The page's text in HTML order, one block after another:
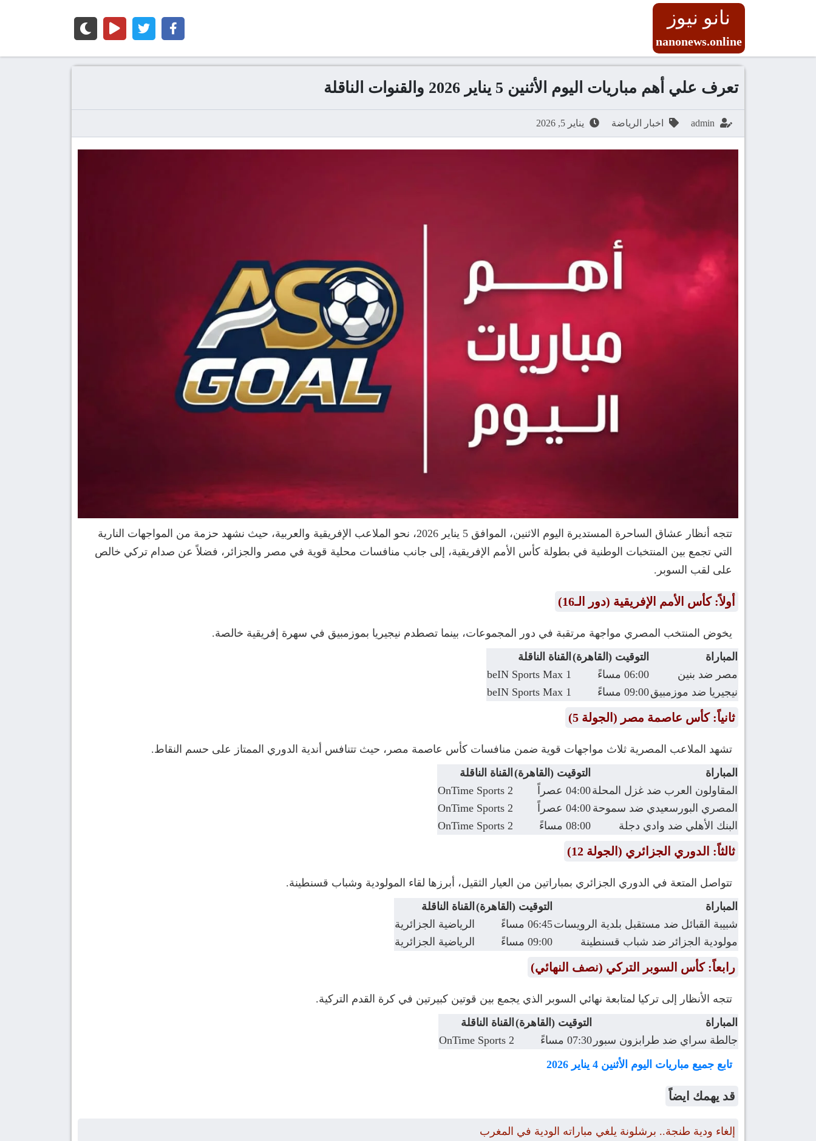
نانو نيوز
nanonews.online
تعرف علي أهم مباريات اليوم الأثنين 5 يناير 2026 والقنوات الناقلة
admin اخبار الرياضة يناير 5, 2026
تتجه أنظار عشاق الساحرة المستديرة اليوم الاثنين، الموافق 5 يناير 2026، نحو الملاعب الإفريقية والعربية، حيث نشهد حزمة من المواجهات النارية
التي تجمع بين المنتخبات الوطنية في بطولة كأس الأمم الإفريقية، إلى جانب منافسات محلية قوية في مصر والجزائر، فضلاً عن صدام تركي خالص
على لقب السوبر.
أولاً: كأس الأمم الإفريقية (دور الـ16)
يخوض المنتخب المصري مواجهة مرتقبة في دور المجموعات، بينما تصطدم نيجيريا بموزمبيق في سهرة إفريقية خالصة.
المباراة
التوقيت (القاهرة) القناة الناقلة
مصر ضد بنين
06:00 مساءً
beIN Sports Max 1
نيجيريا ضد موزمبيق09:00 مساءً beIN Sports Max 1
ثانياً: كأس عاصمة مصر (الجولة 5)
تشهد الملاعب المصرية ثلاث مواجهات قوية ضمن منافسات كأس عاصمة مصر، حيث تتنافس أندية الدوري الممتاز على حسم النقاط.
المباراة
التوقيت (القاهرة) القناة الناقلة
المقاولون العرب ضد غزل المحلة04:00 عصراً
OnTime Sports 2
المصري البورسعيدي ضد سموحة 04:00 عصراً
OnTime Sports 2
البنك الأهلي ضد وادي دجلة
08:00 مساءً OnTime Sports 2
ثالثاً: الدوري الجزائري (الجولة 12)
تتواصل المتعة في الدوري الجزائري بمباراتين من العيار الثقيل، أبرزها لقاء المولودية وشباب قسنطينة.
المباراة
التوقيت (القاهرة) القناة الناقلة
شبيبة القبائل ضد مستقبل بلدية الرويسات06:45 مساءً
الرياضية الجزائرية
مولودية الجزائر ضد شباب قسنطينة
09:00 مساءً الرياضية الجزائرية
رابعاً: كأس السوبر التركي (نصف النهائي)
تتجه الأنظار إلى تركيا لمتابعة نهائي السوبر الذي يجمع بين قوتين كبيرتين في كرة القدم التركية.
المباراة
التوقيت (القاهرة) القناة الناقلة
جالطة سراي ضد طرابزون سبور 07:30 مساءً
OnTime Sports 2
تابع جميع مباريات اليوم الأثنين 4 يناير 2026
قد يهمك ايضاً
إلغاء ودية طنجة.. برشلونة يلغي مباراته الودية في المغرب